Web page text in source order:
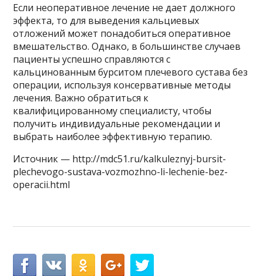
Если неоперативное лечение не дает должного
эффекта, то для выведения кальциевых
отложений может понадобиться оперативное
вмешательство. Однако, в большинстве случаев
пациенты успешно справляются с
кальцинованным бурситом плечевого сустава без
операции, используя консервативные методы
лечения. Важно обратиться к
квалифицированному специалисту, чтобы
получить индивидуальные рекомендации и
выбрать наиболее эффективную терапию.
Источник — http://mdc51.ru/kalkuleznyj-bursit-
plechevogo-sustava-vozmozhno-li-lechenie-bez-
operacii.html